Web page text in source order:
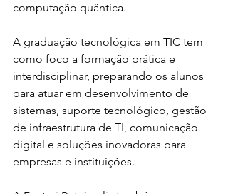
computação quântica.
A graduação tecnológica em TIC tem
como foco a formação prática e
interdisciplinar, preparando os alunos
para atuar em desenvolvimento de
sistemas, suporte tecnológico, gestão
de infraestrutura de TI, comunicação
digital e soluções inovadoras para
empresas e instituições.